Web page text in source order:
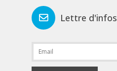
Lettre d'infos